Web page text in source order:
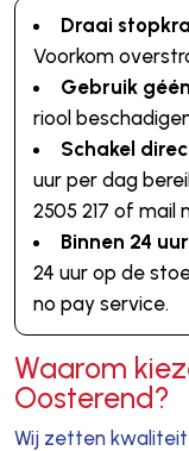
Draai
Voorkom
Gebruik
riool
Schakel
uur per dag
2505 217 of mail
Binnen 24
24 uur op de
no pay service.
Waarom
Oosterend?
Wij zetten